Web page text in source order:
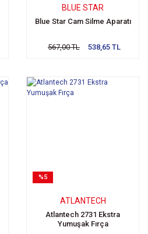
BLUE STAR
Blue Star Cam Silme Aparatı
567,00 TL 538,65 TL
%5
ATLANTECH
Atlantech 2731 Ekstra
Yumuşak Fırça